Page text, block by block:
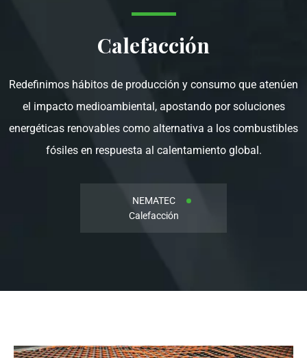
Calefacción
Redefinimos hábitos de producción y consumo que atenúen
el impacto medioambiental, apostando por soluciones
energéticas renovables como alternativa a los combustibles
fósiles en respuesta al calentamiento global.
NEMATEC
Calefacción